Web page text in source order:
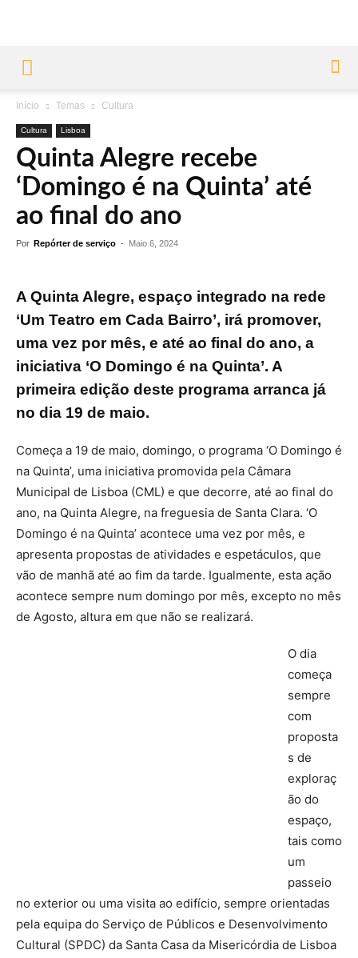
Início Temas Cultura
Cultura Lisboa
Quinta Alegre recebe
‘Domingo é na Quinta’ até
ao final do ano
Por Repórter de serviço - Maio 6, 2024
A Quinta Alegre, espaço integrado na rede
‘Um Teatro em Cada Bairro’, irá promover,
uma vez por mês, e até ao final do ano, a
iniciativa ‘O Domingo é na Quinta’. A
primeira edição deste programa arranca já
no dia 19 de maio.
Começa a 19 de maio, domingo, o programa ‘O Domingo é
na Quinta’, uma iniciativa promovida pela Câmara
Municipal de Lisboa (CML) e que decorre, até ao final do
ano, na Quinta Alegre, na freguesia de Santa Clara. ‘O
Domingo é na Quinta’ acontece uma vez por mês, e
apresenta propostas de atividades e espetáculos, que
vão de manhã até ao fim da tarde. Igualmente, esta ação
acontece sempre num domingo por mês, excepto no mês
de Agosto, altura em que não se realizará.
O dia
começa
sempre
com
proposta
s de
exploraç
ão do
espaço,
tais como
um
passeio
no exterior ou uma visita ao edifício, sempre orientadas
pela equipa do Serviço de Públicos e Desenvolvimento
Cultural (SPDC) da Santa Casa da Misericórdia de Lisboa